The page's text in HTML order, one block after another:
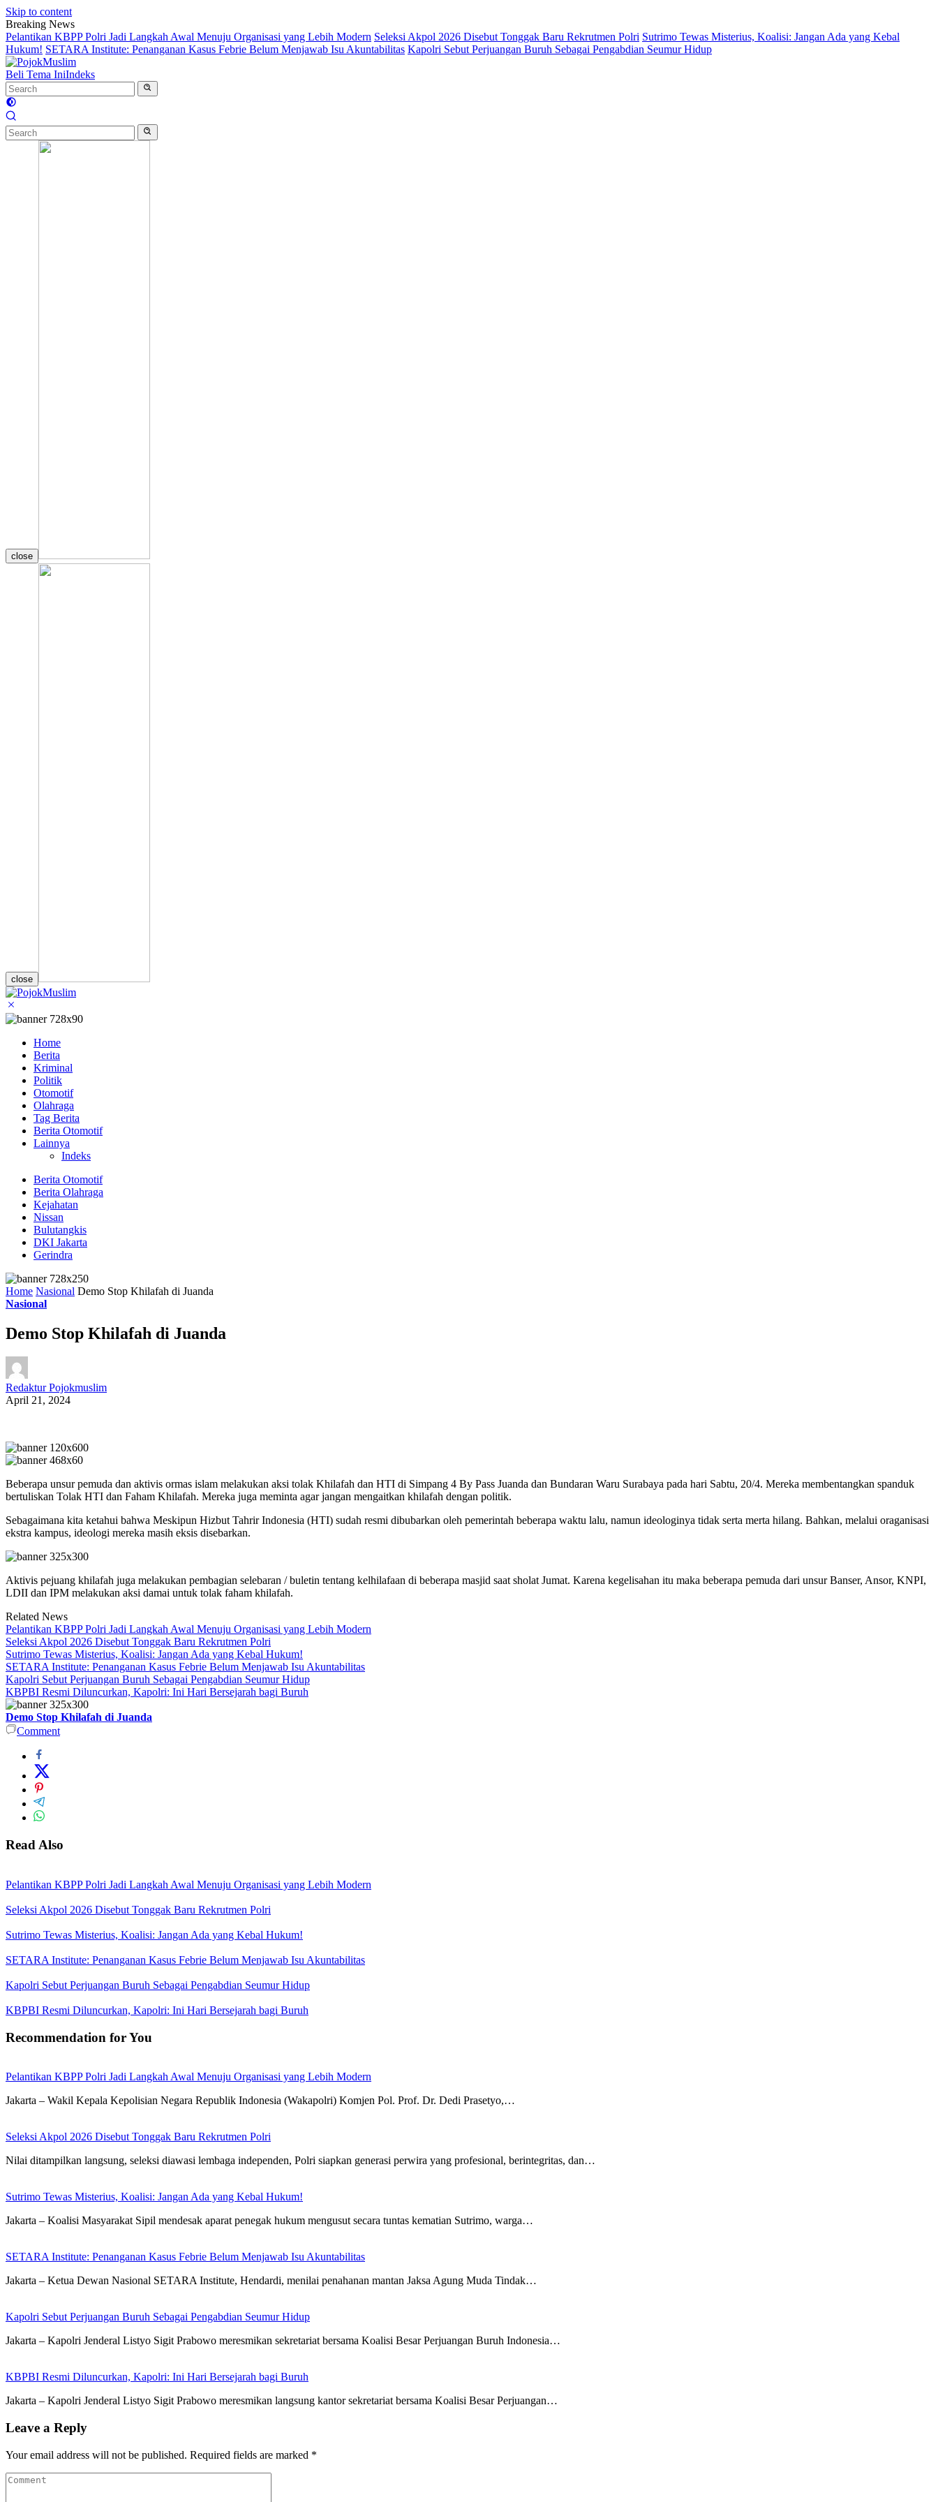
Skip to content
Breaking News
Pelantikan KBPP Polri Jadi Langkah Awal Menuju Organisasi yang Lebih Modern Seleksi Akpol 2026 Disebut Tonggak Baru Rekrutmen Polri Sutrimo Tewas Misterius, Koalisi: Jangan Ada yang Kebal
Hukum! SETARA Institute: Penanganan Kasus Febrie Belum Menjawab Isu Akuntabilitas Kapolri Sebut Perjuangan Buruh Sebagai Pengabdian Seumur Hidup
Beli Tema IniIndeks
close
close
Home
Berita
Kriminal
Politik
Otomotif
Olahraga
Tag Berita
Berita Otomotif
Lainnya
Indeks
Berita Otomotif
Berita Olahraga
Kejahatan
Nissan
Bulutangkis
DKI Jakarta
Gerindra
Home Nasional Demo Stop Khilafah di Juanda
Nasional
Demo Stop Khilafah di Juanda
Redaktur Pojokmuslim
April 21, 2024
Beberapa unsur pemuda dan aktivis ormas islam melakukan aksi tolak Khilafah dan HTI di Simpang 4 By Pass Juanda dan Bundaran Waru Surabaya pada hari Sabtu, 20/4. Mereka membentangkan spanduk
bertuliskan Tolak HTI dan Faham Khilafah. Mereka juga meminta agar jangan mengaitkan khilafah dengan politik.
Sebagaimana kita ketahui bahwa Meskipun Hizbut Tahrir Indonesia (HTI) sudah resmi dibubarkan oleh pemerintah beberapa waktu lalu, namun ideologinya tidak serta merta hilang. Bahkan, melalui oraganisasi
ekstra kampus, ideologi mereka masih eksis disebarkan.
Aktivis pejuang khilafah juga melakukan pembagian selebaran / buletin tentang kelhilafaan di beberapa masjid saat sholat Jumat. Karena kegelisahan itu maka beberapa pemuda dari unsur Banser, Ansor, KNPI,
LDII dan IPM melakukan aksi damai untuk tolak faham khilafah.
Related News
Pelantikan KBPP Polri Jadi Langkah Awal Menuju Organisasi yang Lebih Modern
Seleksi Akpol 2026 Disebut Tonggak Baru Rekrutmen Polri
Sutrimo Tewas Misterius, Koalisi: Jangan Ada yang Kebal Hukum!
SETARA Institute: Penanganan Kasus Febrie Belum Menjawab Isu Akuntabilitas
Kapolri Sebut Perjuangan Buruh Sebagai Pengabdian Seumur Hidup
KBPBI Resmi Diluncurkan, Kapolri: Ini Hari Bersejarah bagi Buruh
Demo Stop Khilafah di Juanda
Comment
Read Also
Pelantikan KBPP Polri Jadi Langkah Awal Menuju Organisasi yang Lebih Modern
Seleksi Akpol 2026 Disebut Tonggak Baru Rekrutmen Polri
Sutrimo Tewas Misterius, Koalisi: Jangan Ada yang Kebal Hukum!
SETARA Institute: Penanganan Kasus Febrie Belum Menjawab Isu Akuntabilitas
Kapolri Sebut Perjuangan Buruh Sebagai Pengabdian Seumur Hidup
KBPBI Resmi Diluncurkan, Kapolri: Ini Hari Bersejarah bagi Buruh
Recommendation for You
Pelantikan KBPP Polri Jadi Langkah Awal Menuju Organisasi yang Lebih Modern
Jakarta – Wakil Kepala Kepolisian Negara Republik Indonesia (Wakapolri) Komjen Pol. Prof. Dr. Dedi Prasetyo,…
Seleksi Akpol 2026 Disebut Tonggak Baru Rekrutmen Polri
Nilai ditampilkan langsung, seleksi diawasi lembaga independen, Polri siapkan generasi perwira yang profesional, berintegritas, dan…
Sutrimo Tewas Misterius, Koalisi: Jangan Ada yang Kebal Hukum!
Jakarta – Koalisi Masyarakat Sipil mendesak aparat penegak hukum mengusut secara tuntas kematian Sutrimo, warga…
SETARA Institute: Penanganan Kasus Febrie Belum Menjawab Isu Akuntabilitas
Jakarta – Ketua Dewan Nasional SETARA Institute, Hendardi, menilai penahanan mantan Jaksa Agung Muda Tindak…
Kapolri Sebut Perjuangan Buruh Sebagai Pengabdian Seumur Hidup
Jakarta – Kapolri Jenderal Listyo Sigit Prabowo meresmikan sekretariat bersama Koalisi Besar Perjuangan Buruh Indonesia…
KBPBI Resmi Diluncurkan, Kapolri: Ini Hari Bersejarah bagi Buruh
Jakarta – Kapolri Jenderal Listyo Sigit Prabowo meresmikan langsung kantor sekretariat bersama Koalisi Besar Perjuangan…
Leave a Reply
Your email address will not be published. Required fields are marked *